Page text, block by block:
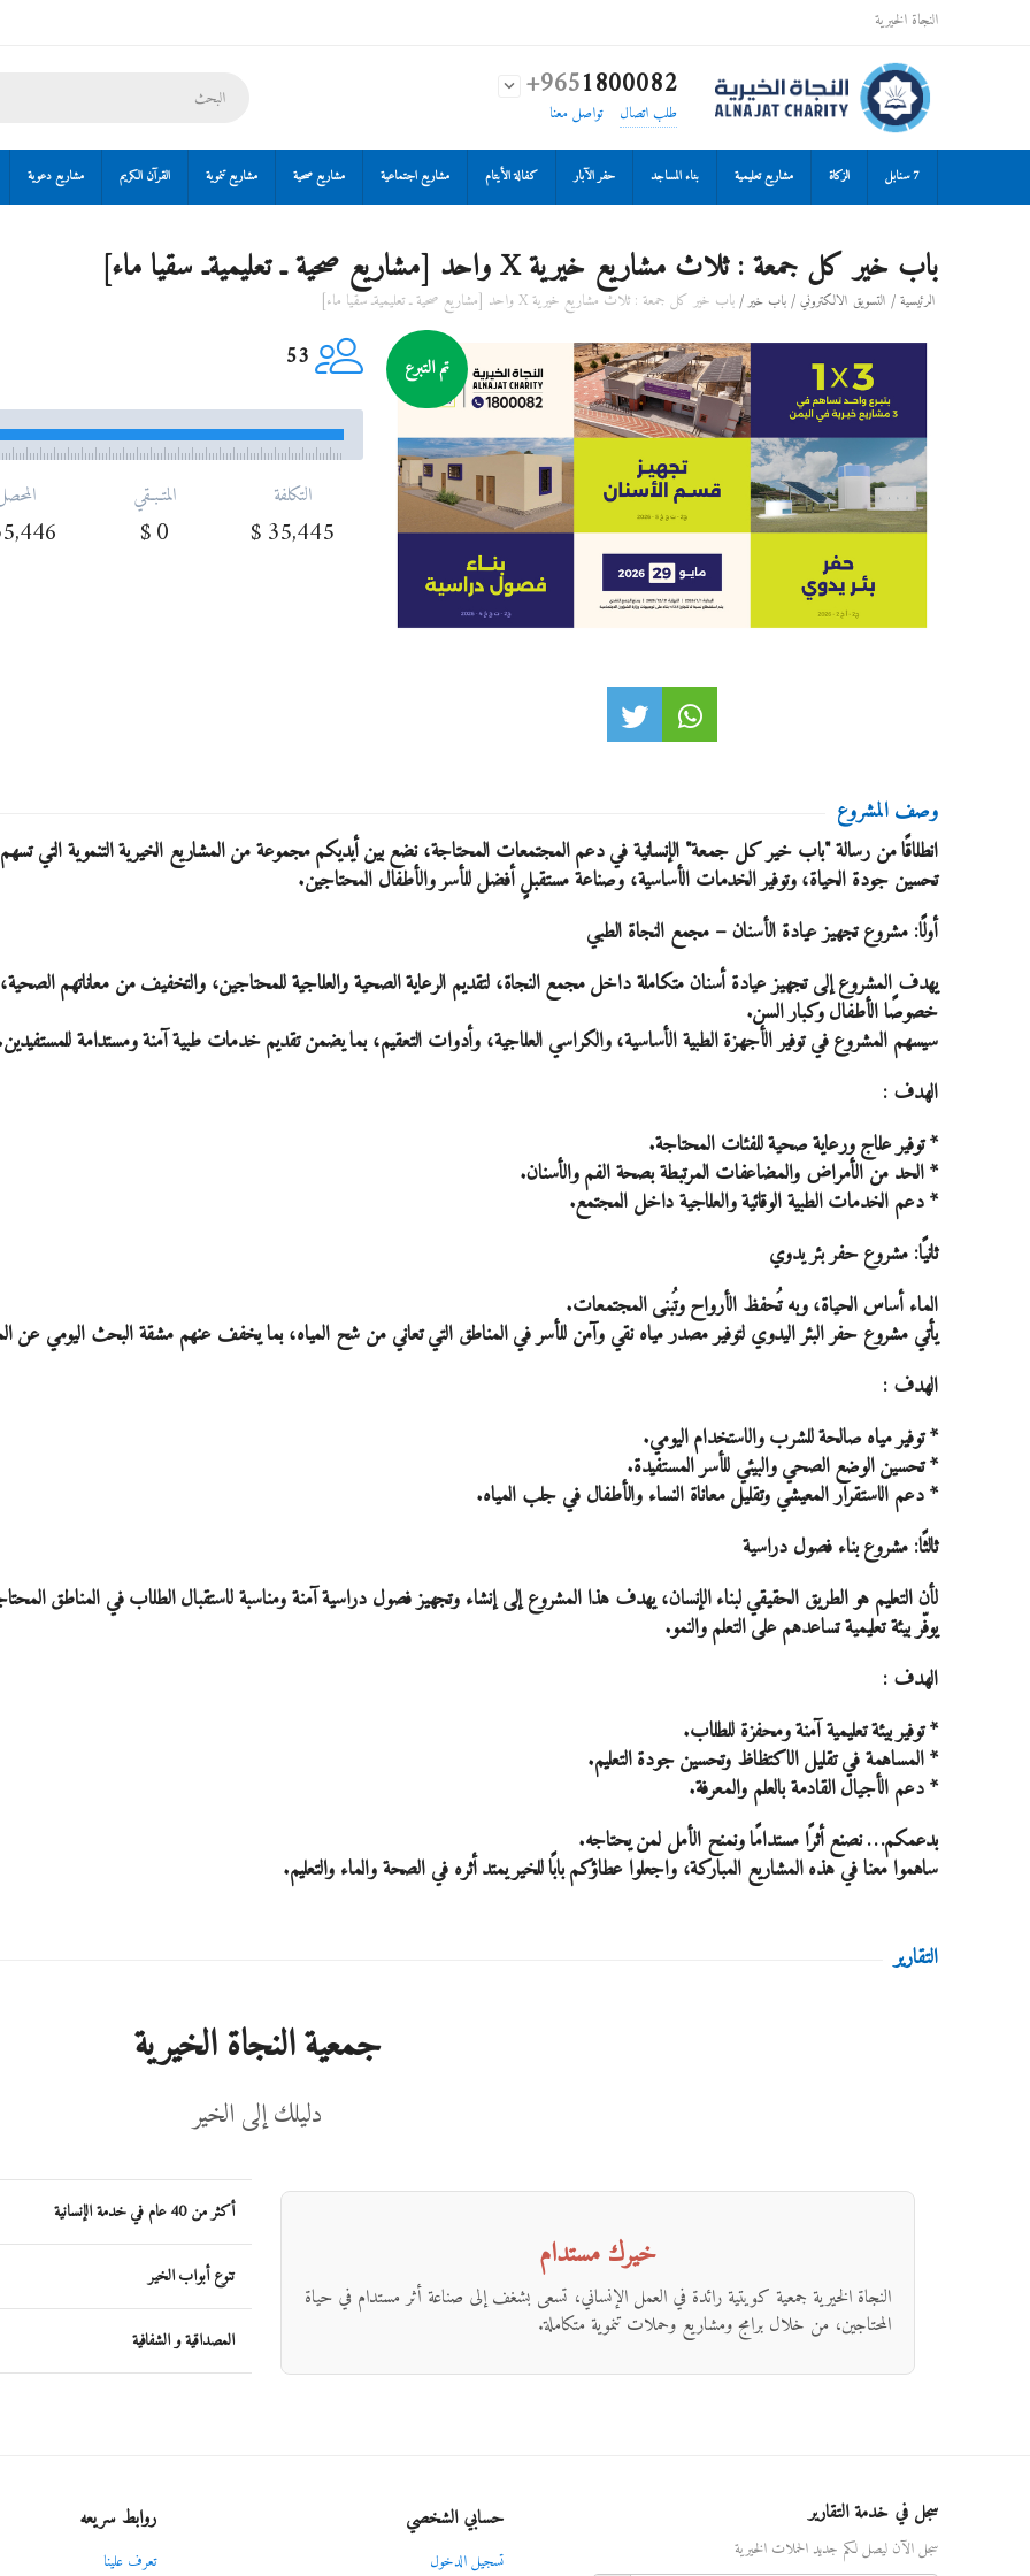
النجاة الخيرية
+9651800082

طلب اتصال تواصل معنا
7 سنابل الزكاة مشاريع تعليمية بناء المساجد حفر الآبار كفالة الأيتام مشاريع اجتماعية مشاريع صحية مشاريع تنموية القرآن الكريم مشاريع دعوية
باب خير كل جمعة : ثلاث مشاريع خيرية X واحد [مشاريع صحية ـ تعليميةـ سقيا ماء]
الرئيسية/ التسويق الالكتروني/باب خير/باب خير كل جمعة : ثلاث مشاريع خيرية X واحد [مشاريع صحية ـ تعليميةـ سقيا ماء]
تم التبرع 53
التكلفة
35,445
$
المتـبـقي
0
$
وصف المشروع
انطلاقًا من رسالة "باب خير كل جمعة" الإنسانية في دعم المجتمعات المحتاجة، نضع بين أيديكم مجموعة من المشاريع الخيرية التنموية التي
تحسين جودة الحياة، وتوفير الخدمات الأساسية، وصناعة مستقبلٍ أفضل للأسر والأطفال المحتاجين.
أولًا: مشروع تجهيز عيادة الأسنان – مجمع النجاة الطبي
يهدف المشروع إلى تجهيز عيادة أسنان متكاملة داخل مجمع النجاة، لتقديم الرعاية الصحية والعلاجية للمحتاجين، والتخفيف من معاناتهم الصحية،
خصوصًا الأطفال وكبار السن.
سيسهم المشروع في توفير الأجهزة الطبية الأساسية، والكراسي العلاجية، وأدوات التعقيم، بما يضمن تقديم خدمات طبية آمنة ومستدامة
الهدف :
* توفير علاج ورعاية صحية للفئات المحتاجة.
* الحد من الأمراض والمضاعفات المرتبطة بصحة الفم والأسنان.
* دعم الخدمات الطبية الوقائية والعلاجية داخل المجتمع.
ثانيًا: مشروع حفر بئر يدوي
الماء أساس الحياة، وبه تُحفظ الأرواح وتُبنى المجتمعات.
يأتي مشروع حفر البئر اليدوي لتوفير مصدر مياه نقي وآمن للأسر في المناطق التي تعاني من شح المياه، بما يخفف عنهم مشقة البحث اليومي عن
الهدف :
* توفير مياه صالحة للشرب والاستخدام اليومي.
* تحسين الوضع الصحي والبيئي للأسر المستفيدة.
* دعم الاستقرار المعيشي وتقليل معاناة النساء والأطفال في جلب المياه.
ثالثًا: مشروع بناء فصول دراسية
لأن التعليم هو الطريق الحقيقي لبناء الإنسان، يهدف هذا المشروع إلى إنشاء وتجهيز فصول دراسية آمنة ومناسبة لاستقبال الطلاب في المناطق
يوفّر بيئة تعليمية تساعدهم على التعلم والنمو.
الهدف :
* توفير بيئة تعليمية آمنة ومحفزة للطلاب.
* المساهمة في تقليل الاكتظاظ وتحسين جودة التعليم.
* دعم الأجيال القادمة بالعلم والمعرفة.
بدعمكم… نصنع أثرًا مستدامًا ونمنح الأمل لمن يحتاجه.
ساهموا معنا في هذه المشاريع المباركة، واجعلوا عطاؤكم بابًا للخير يمتد أثره في الصحة والماء والتعليم.
التقارير
جمعية النجاة الخيرية
دليلك إلى الخير
خيرك مستدام
النجاة الخيرية جمعية كويتية رائدة في العمل الإنساني، تسعى بشغف إلى صناعة أثر مستدام في حياة
المحتاجين، من خلال برامج ومشاريع وحملات تنموية متكاملة.
أكثر من 40 عام في خدمة الإنسانية
تنوع أبواب الخير
المصداقية و الشفافية
سجل في خدمة التقارير
سجل الآن ليصل لكم جديد الحملات الخيرية
حسابي الشخصي
تسجيل الدخول
روابط سريعه
تعرف علينا